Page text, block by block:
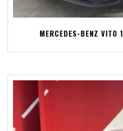
MERCEDES-BENZ VITO